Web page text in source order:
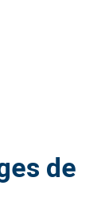
de